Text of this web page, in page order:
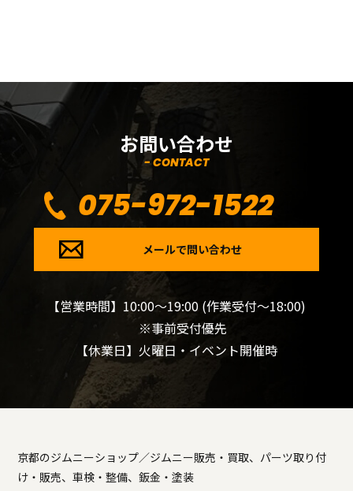
お問い合わせ
- CONTACT
075-972-1522
メールで問い合わせ
【営業時間】10:00～19:00 (作業受付～18:00)
※事前受付優先
【休業日】火曜日・イベント開催時
京都のジムニーショップ／ジムニー販売・買取、パーツ取り付
け・販売、車検・整備、鈑金・塗装